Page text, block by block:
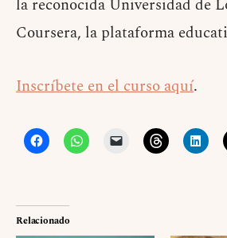
la reconocida Universidad de
Coursera, la plataforma
Inscríbete en el curso aquí.
Relacionado